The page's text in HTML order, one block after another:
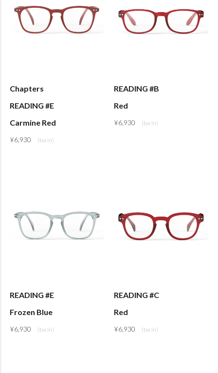
Chapters
READING #E
Carmine Red
¥6,930
READING #B
Red
¥6,930
READING #E
Frozen Blue
¥6,930
READING #C
Red
¥6,930